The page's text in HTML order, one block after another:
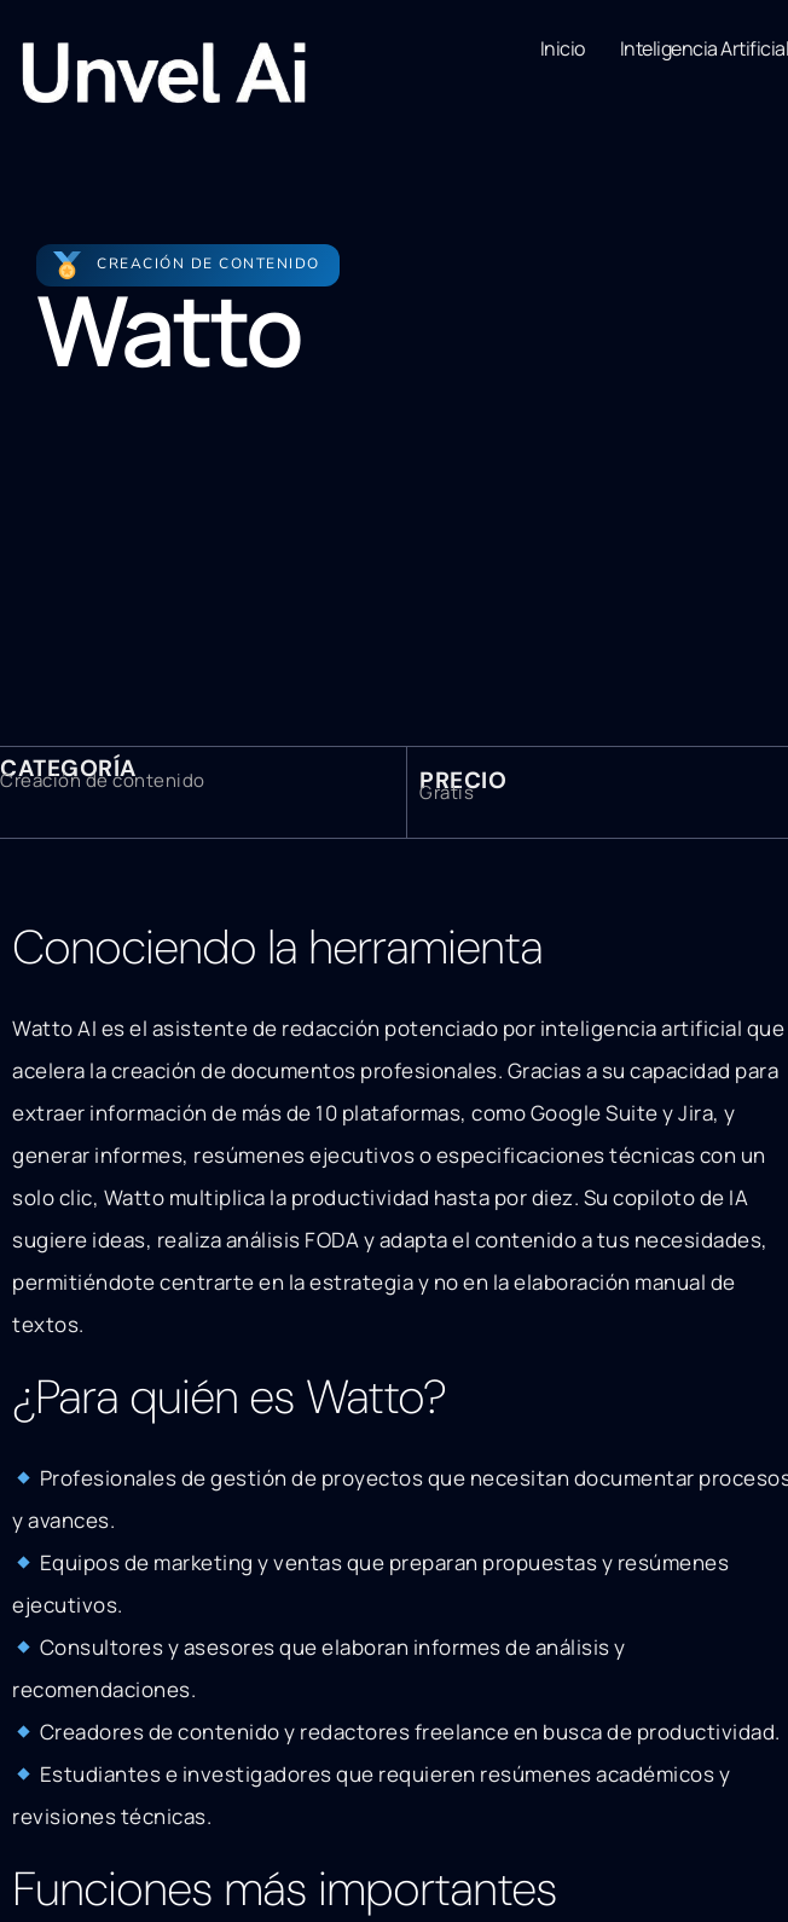
Inicio Inteligencia Artificial
CREACIÓN DE CONTENIDO
Watto
CATEGORÍA
Creación de contenido PRECIO
Gratis
Conociendo la herramienta
Watto AI es el asistente de redacción potenciado por inteligencia artificial que
acelera la creación de documentos profesionales. Gracias a su capacidad para
extraer información de más de 10 plataformas, como Google Suite y Jira, y
generar informes, resúmenes ejecutivos o especificaciones técnicas con un
solo clic, Watto multiplica la productividad hasta por diez. Su copiloto de IA
sugiere ideas, realiza análisis FODA y adapta el contenido a tus necesidades,
permitiéndote centrarte en la estrategia y no en la elaboración manual de
textos.
¿Para quién es Watto?
Profesionales de gestión de proyectos que necesitan documentar
y avances.
Equipos de marketing y ventas que preparan propuestas y resúmenes
ejecutivos.
Consultores y asesores que elaboran informes de análisis y
recomendaciones.
Creadores de contenido y redactores freelance en busca de productividad.
Estudiantes e investigadores que requieren resúmenes académicos y
revisiones técnicas.
Funciones más importantes